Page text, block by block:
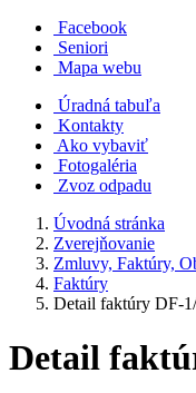
Facebook
Seniori
Mapa webu
Úradná tabuľa
Kontakty
Ako vybaviť
Fotogaléria
Zvoz odpadu
Úvodná stránka
Zverejňovanie
Zmluvy, Faktúry,
Faktúry
Detail faktúry DF-
Detail